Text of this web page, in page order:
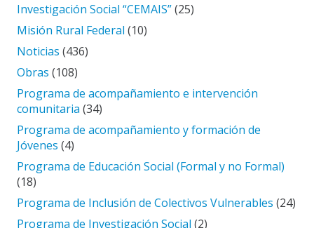
Investigación Social “CEMAIS”(25)
Misión Rural Federal (10)
Noticias (436)
Obras (108)
Programa de acompañamiento e intervención
comunitaria (34)
Programa de acompañamiento y formación de
Jóvenes (4)
Programa de Educación Social (Formal y no Formal)
(18)
Programa de Inclusión de Colectivos Vulnerables (24)
Programa de Investigación Social (2)